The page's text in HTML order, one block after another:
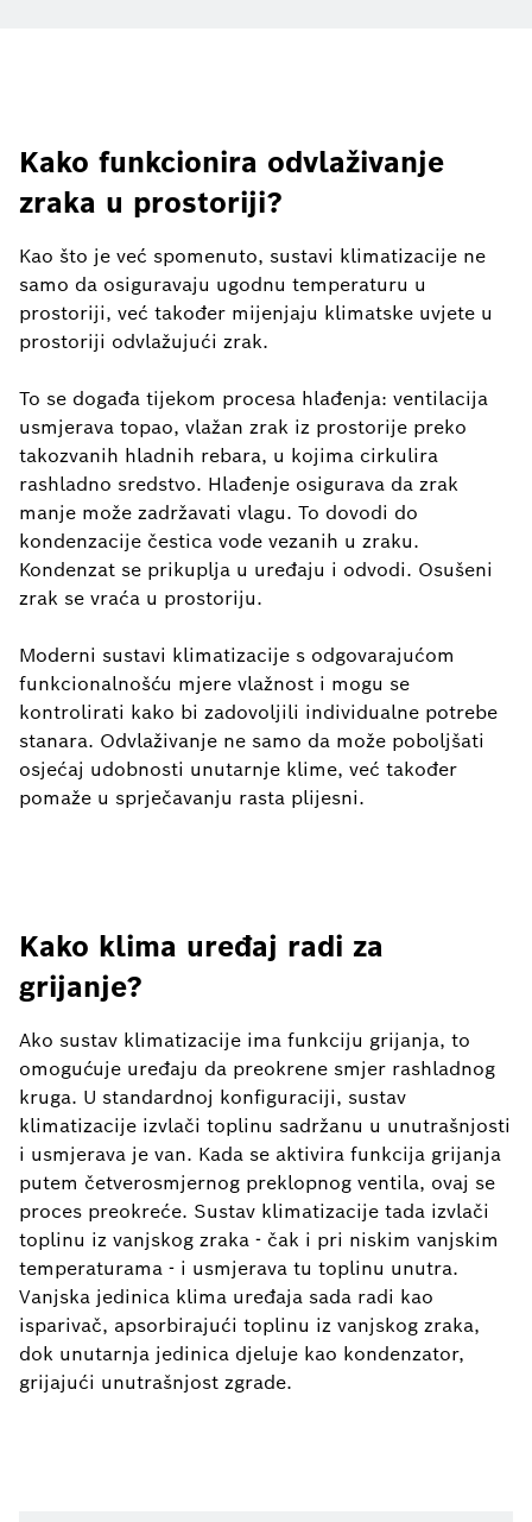
Kako funkcionira odvlaživanje
zraka u prostoriji?
Kao što je već spomenuto, sustavi klimatizacije ne
samo da osiguravaju ugodnu temperaturu u
prostoriji, već također mijenjaju klimatske uvjete u
prostoriji odvlažujući zrak.
To se događa tijekom procesa hlađenja: ventilacija
usmjerava topao, vlažan zrak iz prostorije preko
takozvanih hladnih rebara, u kojima cirkulira
rashladno sredstvo. Hlađenje osigurava da zrak
manje može zadržavati vlagu. To dovodi do
kondenzacije čestica vode vezanih u zraku.
Kondenzat se prikuplja u uređaju i odvodi. Osušeni
zrak se vraća u prostoriju.
Moderni sustavi klimatizacije s odgovarajućom
funkcionalnošću mjere vlažnost i mogu se
kontrolirati kako bi zadovoljili individualne potrebe
stanara. Odvlaživanje ne samo da može poboljšati
osjećaj udobnosti unutarnje klime, već također
pomaže u sprječavanju rasta plijesni.
Kako klima uređaj radi za
grijanje?
Ako sustav klimatizacije ima funkciju grijanja, to
omogućuje uređaju da preokrene smjer rashladnog
kruga. U standardnoj konfiguraciji, sustav
klimatizacije izvlači toplinu sadržanu u unutrašnjosti
i usmjerava je van. Kada se aktivira funkcija grijanja
putem četverosmjernog preklopnog ventila, ovaj se
proces preokreće. Sustav klimatizacije tada izvlači
toplinu iz vanjskog zraka - čak i pri niskim vanjskim
temperaturama - i usmjerava tu toplinu unutra.
Vanjska jedinica klima uređaja sada radi kao
isparivač, apsorbirajući toplinu iz vanjskog zraka,
dok unutarnja jedinica djeluje kao kondenzator,
grijajući unutrašnjost zgrade.